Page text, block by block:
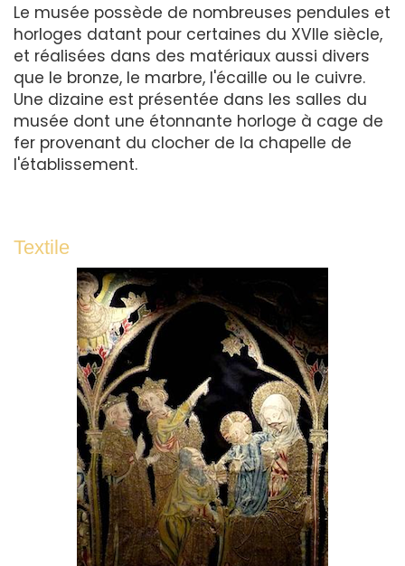
Le musée possède de nombreuses pendules et
horloges datant pour certaines du XVIIe siècle,
et réalisées dans des matériaux aussi divers
que le bronze, le marbre, l'écaille ou le cuivre.
Une dizaine est présentée dans les salles du
musée dont une étonnante horloge à cage de
fer provenant du clocher de la chapelle de
l'établissement.
Textile